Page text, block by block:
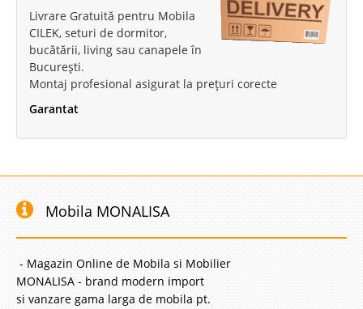
Livrare Gratuită pentru Mobila
CILEK, seturi de dormitor,
bucătării, living sau canapele în
București.
Montaj profesional asigurat la prețuri corecte
Garantat
Mobila MONALISA
- Magazin Online de Mobila si Mobilier
MONALISA - brand modern import
si vanzare gama larga de mobila pt.